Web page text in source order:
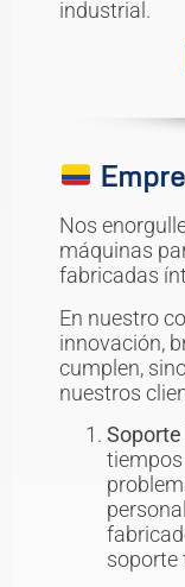
industrial.
Nos
máquinas
fabricadas
En nuestro
innovación,
cumplen,
nuestros
Soporte
soporte